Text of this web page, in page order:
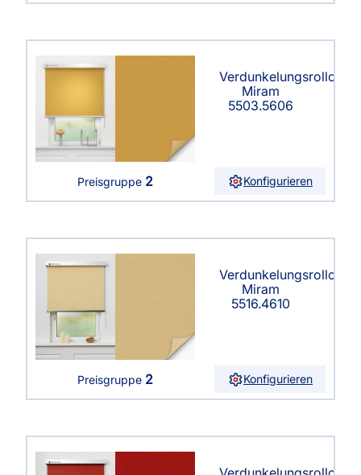
Verdunkelungsrollo
Miram
5503.5606
Preisgruppe 2 Konfigurieren
Verdunkelungsrollo
Miram
5516.4610
Preisgruppe 2 Konfigurieren